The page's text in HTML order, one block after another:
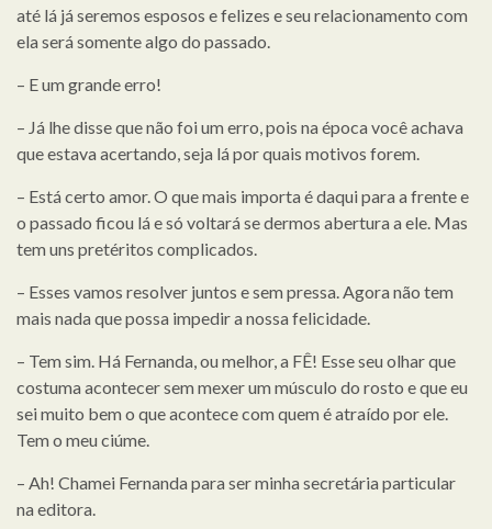
até lá já seremos esposos e felizes e seu relacionamento com
ela será somente algo do passado.
– E um grande erro!
– Já lhe disse que não foi um erro, pois na época você achava
que estava acertando, seja lá por quais motivos forem.
– Está certo amor. O que mais importa é daqui para a frente e
o passado ficou lá e só voltará se dermos abertura a ele. Mas
tem uns pretéritos complicados.
– Esses vamos resolver juntos e sem pressa. Agora não tem
mais nada que possa impedir a nossa felicidade.
– Tem sim. Há Fernanda, ou melhor, a FÊ! Esse seu olhar que
costuma acontecer sem mexer um músculo do rosto e que eu
sei muito bem o que acontece com quem é atraído por ele.
Tem o meu ciúme.
– Ah! Chamei Fernanda para ser minha secretária particular
na editora.